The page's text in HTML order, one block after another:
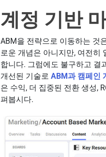
계정 기반
ABM을 전략으로 이동하는 것
로운 개념은 아니지만, 여전히
합니다. 그럼에도 불구하고 결
개선된 기술로ABM과 캠페인
은 수익, 더 집중된 전환 생성,
펴봅시다.